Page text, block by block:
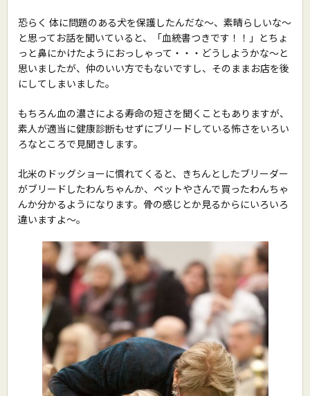
恐らく 体に問題のある犬を保護したんだな〜、素晴らしいな〜
と思ってお話を聞いていると、「血統書つきです！！」とちょ
っと鼻にかけたようにおっしゃって・・・どうしようかな〜と
思いましたが、仲のいい方でもないですし、そのままお店を後
にしてしまいました。
もちろん血の濃さによる寿命の短さを聞くこともありますが、
素人が適当に健康診断もせずにブリードしている怖さをいろい
ろなところで見聞きします。
北米のドッグショーに慣れてくると、きちんとしたブリーダー
がブリードしたわんちゃんか、ペットやさんで買ったわんちゃ
んか分かるようになります。骨の感じとか見るからにいろいろ
違いますよ〜。